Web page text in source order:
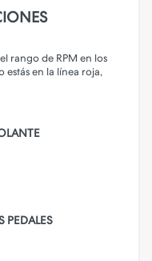
rango de RPM en los
estás en la línea roja,
PEDALES